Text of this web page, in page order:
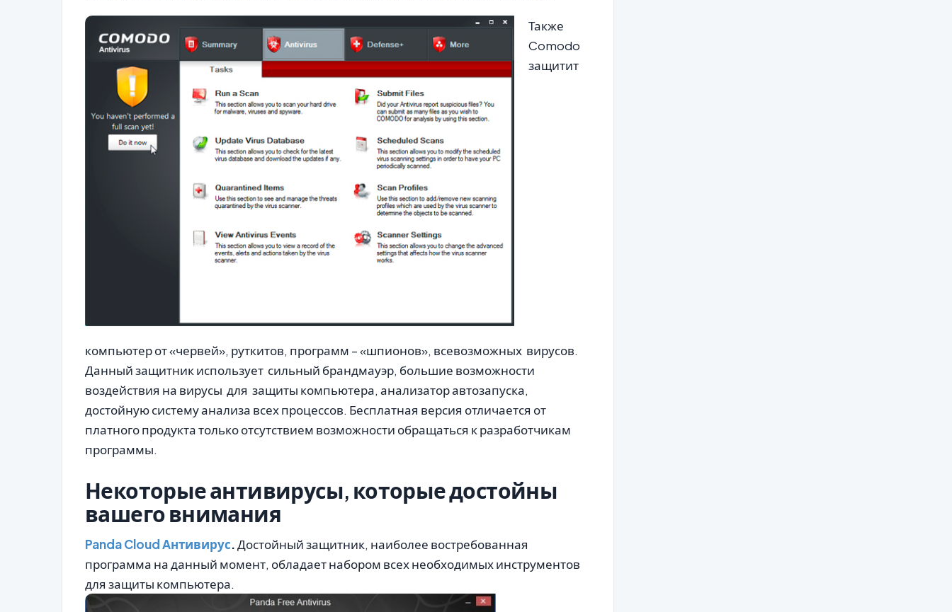
Также
Comodo
защитит
компьютер от «червей», руткитов, программ – «шпионов», всевозможных вирусов.
Данный защитник использует сильный брандмауэр, большие возможности
воздействия на вирусы для защиты компьютера, анализатор автозапуска,
достойную систему анализа всех процессов. Бесплатная версия отличается от
платного продукта только отсутствием возможности обращаться к разработчикам
программы.
Некоторые антивирусы, которые достойны
вашего внимания
Panda Cloud Aнтивирус.Достойный защитник, наиболее востребованная
программа на данный момент, обладает набором всех необходимых инструментов
для защиты компьютера.